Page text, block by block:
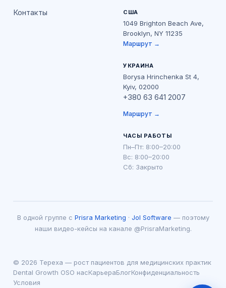
Контакты
США
1049 Brighton Beach Ave,
Brooklyn, NY 11235
Маршрут →
УКРАИНА
Borysa Hrinchenka St 4,
Kyiv, 02000
+380 63 641 2007
Маршрут →
ЧАСЫ РАБОТЫ
Пн–Пт: 8:00–20:00
Вс: 8:00–20:00
Сб: Закрыто
В одной группе с Prisra Marketing · Jol Software — поэтому
наши видео-кейсы на канале @PrisraMarketing.
© 2026 Tepexa — рост пациентов для медицинских практик
Dental Growth OSО насКарьераБлогКонфиденциальность
Условия